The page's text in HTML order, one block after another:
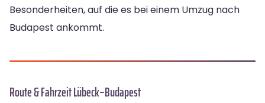
Besonderheiten, auf die es bei einem Umzug nach
Budapest ankommt.
Route & Fahrzeit Lübeck–Budapest